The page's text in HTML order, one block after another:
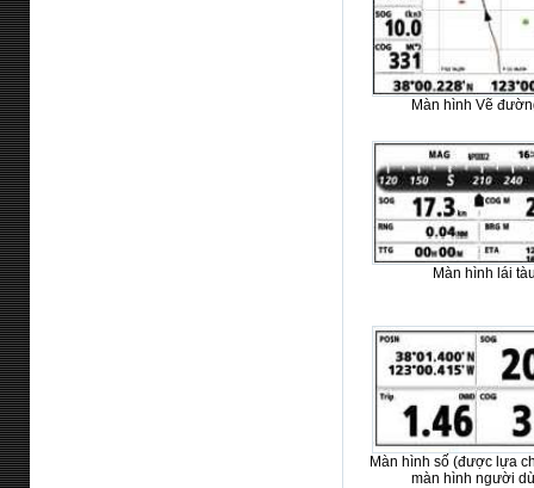
Màn hình Vẽ
Màn hình lái
Màn hình số (được lựa
màn hình người